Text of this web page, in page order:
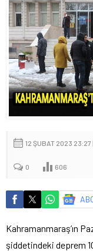
12 ŞUBAT 2023 23:27
0 606
Kahramanmaraş’ın
şiddetindeki deprem